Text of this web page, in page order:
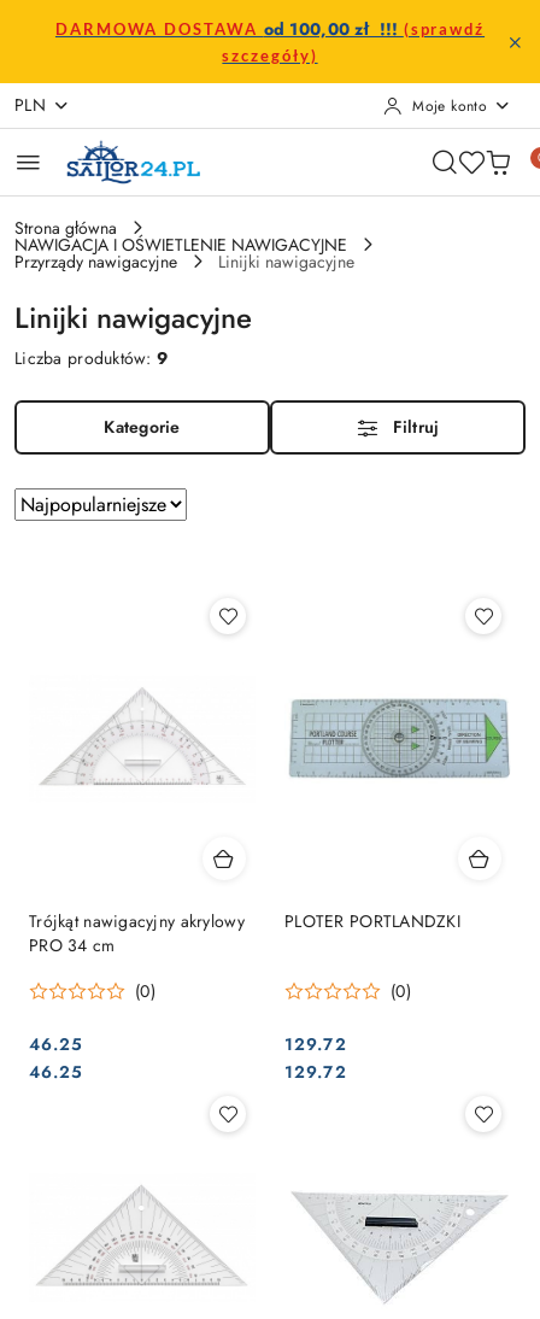
Przejdź do treści głównej
Przejdź do wyszukiwarki
Przejdź do moje konto
Przejdź do menu głównego
Przejdź do stopki
DARMOWA DOSTAWA od 100,00 zł !!! (sprawdź
szczegóły)
PLN Moje konto
Strona główna
NAWIGACJA I OŚWIETLENIE NAWIGACYJNE
Przyrządy nawigacyjne Linijki nawigacyjne
Linijki nawigacyjne
Liczba produktów:9
Kategorie Filtruj
Zastosowano
sortowanie:
Sortuj
według
Trójkąt nawigacyjny akrylowy
PRO 34 cm
(0)
Cena:
46.25
Cena:
46.25
PLOTER PORTLANDZKI
(0)
Cena:
129.72
Cena:
129.72